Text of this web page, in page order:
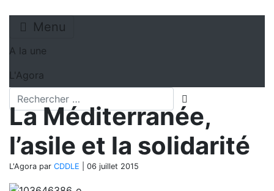
Menu
A la une
L'Agora
Recherche
La Méditerranée,
l’asile et la solidarité
L'Agora par CDDLE 06 juillet 2015